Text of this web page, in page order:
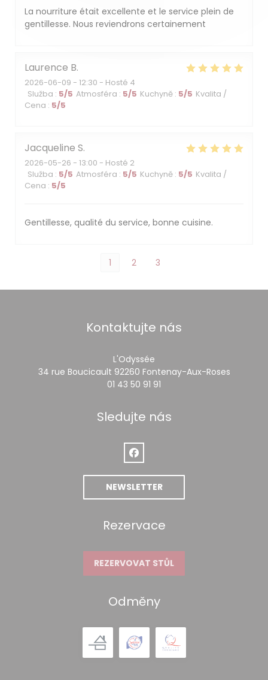
La nourriture était excellente et le service plein de
gentillesse. Nous reviendrons certainement
Laurence B
2026-06-09 - 12:30 - Hosté 4
Služba : 5/5 Atmosféra : 5/5 Kuchyně : 5/5 Kvalita /
Cena : 5/5
Jacqueline S
2026-05-26 - 13:00 - Hosté 2
Služba : 5/5 Atmosféra : 5/5 Kuchyně : 5/5 Kvalita /
Cena : 5/5
Gentillesse, qualité du service, bonne cuisine.
1 2 3
Kontaktujte nás
L'Odyssée
34 rue Boucicault 92260 Fontenay-Aux-Roses((otevře
01 43 50 91 91
Sledujte nás
Facebook ((otevře se v novém
NEWSLETTER
Rezervace
REZERVOVAT STŮL
Odměny